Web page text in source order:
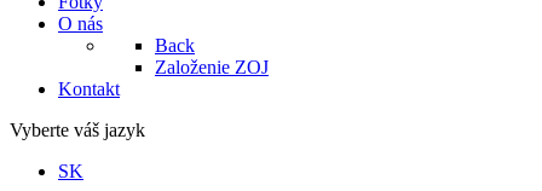
O nás
Back
Založenie ZOJ
Kontakt
Vyberte váš jazyk
SK